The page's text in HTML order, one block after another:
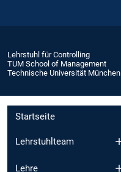
Lehrstuhl für Controlling
TUM School of Management
Technische Universität München
Startseite
Lehrstuhlteam
Lehre